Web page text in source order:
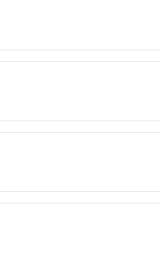
山鼻教室
宮の沢教室
ル あいの里教室
ル 新琴似教室
ル 北郷教室
福住教室
ル 平岡緑教室